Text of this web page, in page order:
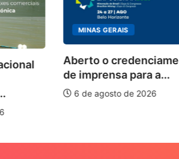
MINAS GERAIS
Aberto o credenciamento
de imprensa para a...
6 de agosto de 2026